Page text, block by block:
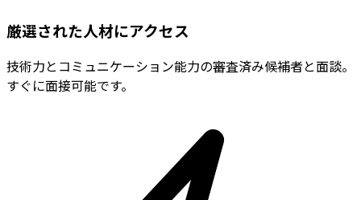
厳選された人材にアクセス
技術力とコミュニケーション能力の審査済み候補者と面談。
すぐに面接可能です。